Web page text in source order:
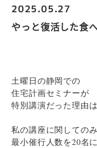
2025.05.27
やっと復活した食
土曜日の静岡での
住宅計画セミナーが
特別講演だった理由
私の講座に関してのみ
最小催行人数を20名に